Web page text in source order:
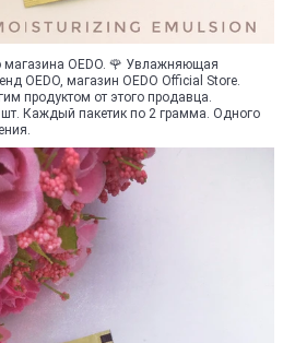
магазина OEDO. 🌹 Увлажняющая
OEDO, магазин OEDO Official Store.
продуктом от этого продавца.
Каждый пакетик по 2 грамма. Одного